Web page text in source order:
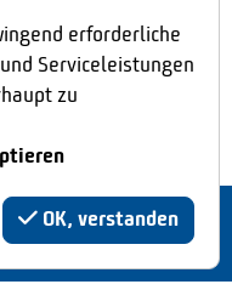
erforderliche
Serviceleistungen
zu
OK, verstanden